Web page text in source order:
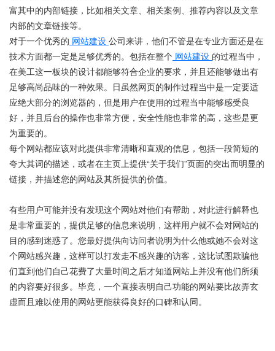
富其中的内部链接，比如相关文章、相关案例、推荐内容以及文章
内部的文章链接等。
对于一个优秀的 网站建设 公司来讲，他们不管是在专业方面还是在
技术方面都一定是足够优秀的。包括在整个 网站建设 的过程当中，
在美工这一板块的设计都能够符合企业的要求，并且还能够做出有
足够高尚品味的一种效果。日虽然网页的制作过程当中是一定要适
应绝大部分的浏览器的，但是用户在使用的过程当中能够感受良
好，并且后台的操作也非常方便，安全性能也非常的高，这些是更
为重要的。
每个网站都应该对此提供非常清晰和直观的信息，包括一段简短的
夸大其词的描述，或者在主页上提供“关于我们”页面的突出而明显的
链接，并描述您的网站及其所提供的价值。
有些用户可能并没有发现这个网站对他们有帮助，对此进行解释也
是非常重要的，提供足够的信息来说明，这样用户就不会对网站的
目的感到迷惑了。您最好提供向访问者说明为什么他或她不会对这
个网站感兴趣，这样可以打发走不感兴趣的访客，这比试图欺骗他
们直到他们自己花费了大量时间之后才知道网站上并没有他们所须
的内容要好很多。毕竟，一个直接表明自己功能的网站要比故弄玄
虚而且难以使用的网站更能获得良好的口碑和认同。